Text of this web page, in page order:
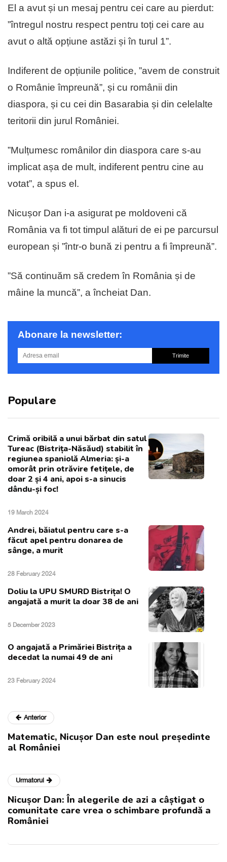
El a avut și un mesaj pentru cei care au pierdut:
”întregul nostru respect pentru toți cei care au
avut o altă opțiune astăzi și în turul 1”.
Indiferent de opțiunile politice, ”avem de construit
o Românie împreună”, și cu românii din
diaspora, și cu cei din Basarabia și din celelalte
teritorii din jurul României.
”Mulțumesc românilor din diaspora care s-au
implicat așa de mult, indiferent pentru cine au
votat”, a spus el.
Nicușor Dan i-a asigurat pe moldoveni că
România va fi tot timpul alături de ei pe parcursul
european și ”într-o bună zi pentru a fi împreună”.
”Să continuăm să credem în România și de
mâine la muncă”, a încheiat Dan.
Abonare la newsletter:
Trimite
Populare
Crimă oribilă a unui bărbat din satul
Tureac (Bistrița-Năsăud) stabilit în
regiunea spaniolă Almeria: și-a
omorât prin otrăvire fetițele, de
doar 2 și 4 ani, apoi s-a sinucis
dându-și foc!
19 March 2024
Andrei, băiatul pentru care s-a
făcut apel pentru donarea de
sânge, a murit
28 February 2024
Doliu la UPU SMURD Bistrița! O
angajată a murit la doar 38 de ani
5 December 2023
O angajată a Primăriei Bistrița a
decedat la numai 49 de ani
23 February 2024
Anterior
Matematic, Nicușor Dan este noul președinte
al României
Urmatorul
Nicușor Dan: În alegerile de azi a câștigat o
comunitate care vrea o schimbare profundă a
României